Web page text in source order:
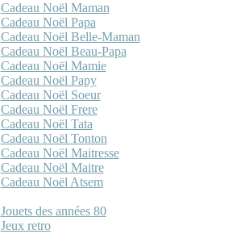
Cadeau Noël Maman
Cadeau Noël Papa
Cadeau Noël Belle-Maman
Cadeau Noël Beau-Papa
Cadeau Noël Mamie
Cadeau Noël Papy
Cadeau Noël Soeur
Cadeau Noël Frere
Cadeau Noël Tata
Cadeau Noël Tonton
Cadeau Noël Maitresse
Cadeau Noël Maitre
Cadeau Noël Atsem
Jouets des années 80
Jeux retro